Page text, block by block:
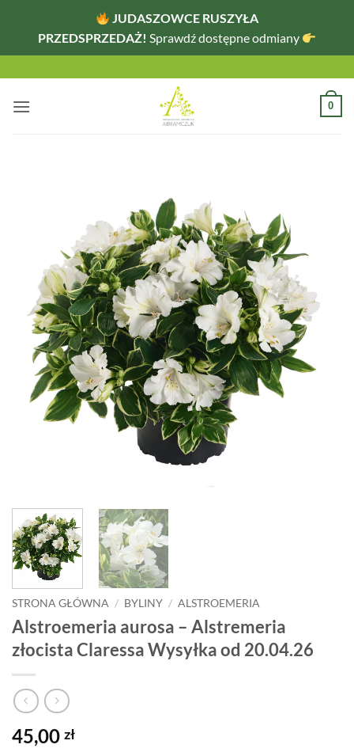
JUDASZOWCE RUSZYŁA
PRZEDSPRZEDAŻ! Sprawdź dostępne odmiany
zawartości
0
STRONA GŁÓWNA / BYLINY / ALSTROEMERIA
Alstroemeria aurosa – Alstremeria
złocista Claressa Wysyłka od 20.04.26
45,00 zł